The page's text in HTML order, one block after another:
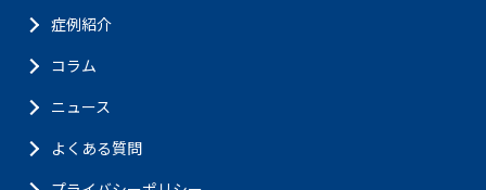
症例紹介
コラム
ニュース
よくある質問